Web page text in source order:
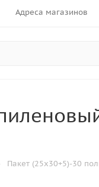
Адреса магазинов
Пакет (25х30+5)-30